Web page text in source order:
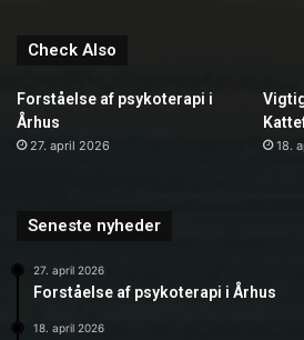
Check Also
Forståelse af psykoterapi i
Århus
27. april 2026 18.
Seneste nyheder
27. april 2026
Forståelse af psykoterapi i Århus
18. april 2026